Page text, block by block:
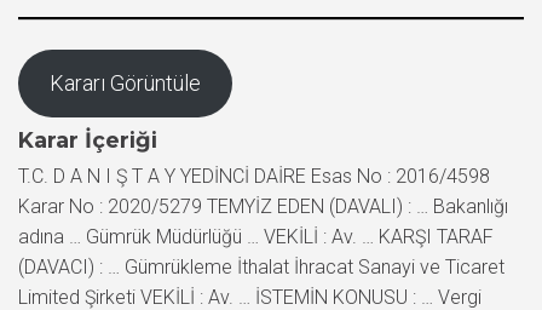
Kararı Görüntüle
Karar İçeriği
T.C. D A N I Ş T A Y YEDİNCİ DAİRE Esas No : 2016/4598
Karar No : 2020/5279 TEMYİZ EDEN (DAVALI) : … Bakanlığı
adına … Gümrük Müdürlüğü … VEKİLİ : Av. … KARŞI TARAF
(DAVACI) : … Gümrükleme İthalat İhracat Sanayi ve Ticaret
Limited Şirketi VEKİLİ : Av. … İSTEMİN KONUSU : … Vergi